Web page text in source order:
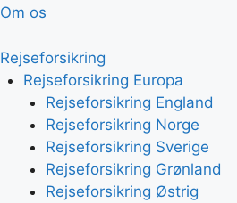
Om os
Rejseforsikring
Rejseforsikring Europa
Rejseforsikring England
Rejseforsikring Norge
Rejseforsikring Sverige
Rejseforsikring Grønland
Rejseforsikring Østrig